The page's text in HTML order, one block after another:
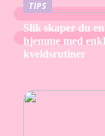
TIPS
Slik skaper du
hjemme med
kveldsrutiner